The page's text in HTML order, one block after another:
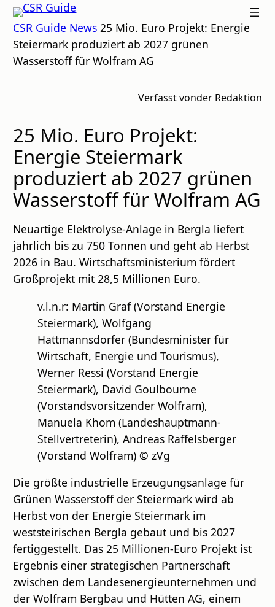
Zum
Inhalt
springen
CSR
GUIDE
CSR Guide News 25 Mio. Euro Projekt: Energie
Steiermark produziert ab 2027 grünen
Wasserstoff für Wolfram AG
Verfasst vonder Redaktion
25 Mio. Euro Projekt:
Energie Steiermark
produziert ab 2027 grünen
Wasserstoff für Wolfram AG
Neuartige Elektrolyse-Anlage in Bergla liefert
jährlich bis zu 750 Tonnen und geht ab Herbst
2026 in Bau. Wirtschaftsministerium fördert
Großprojekt mit 28,5 Millionen Euro.
v.l.n.r: Martin Graf (Vorstand Energie
Steiermark), Wolfgang
Hattmannsdorfer (Bundesminister für
Wirtschaft, Energie und Tourismus),
Werner Ressi (Vorstand Energie
Steiermark), David Goulbourne
(Vorstandsvorsitzender Wolfram),
Manuela Khom (Landeshauptmann-
Stellvertreterin), Andreas Raffelsberger
(Vorstand Wolfram) © zVg
Die größte industrielle Erzeugungsanlage für
Grünen Wasserstoff der Steiermark wird ab
Herbst von der Energie Steiermark im
weststeirischen Bergla gebaut und bis 2027
fertiggestellt. Das 25 Millionen-Euro Projekt ist
Ergebnis einer strategischen Partnerschaft
zwischen dem Landesenergieunternehmen und
der Wolfram Bergbau und Hütten AG, einem